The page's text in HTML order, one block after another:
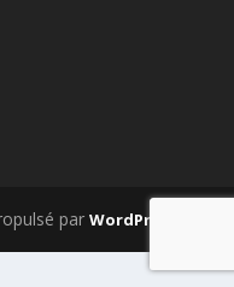
par WordPress